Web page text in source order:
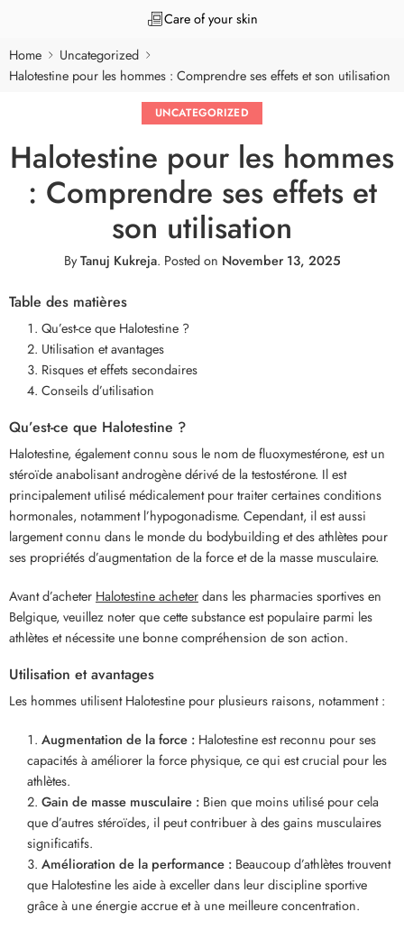
Care of your skin
Home
Uncategorized
Halotestine pour les hommes : Comprendre ses effets et son utilisation
UNCATEGORIZED
Halotestine pour les hommes
: Comprendre ses effets et
son utilisation
ByTanuj Kukreja. Posted on November 13, 2025
Table des matières
Qu’est-ce que Halotestine ?
Utilisation et avantages
Risques et effets secondaires
Conseils d’utilisation
Qu’est-ce que Halotestine ?
Halotestine, également connu sous le nom de fluoxymestérone, est un
stéroïde anabolisant androgène dérivé de la testostérone. Il est
principalement utilisé médicalement pour traiter certaines conditions
hormonales, notamment l’hypogonadisme. Cependant, il est aussi
largement connu dans le monde du bodybuilding et des athlètes pour
ses propriétés d’augmentation de la force et de la masse musculaire.
Avant d’acheter Halotestine acheterdans les pharmacies sportives en
Belgique, veuillez noter que cette substance est populaire parmi les
athlètes et nécessite une bonne compréhension de son action.
Utilisation et avantages
Les hommes utilisent Halotestine pour plusieurs raisons, notamment :
Augmentation de la force : Halotestine est reconnu pour ses
capacités à améliorer la force physique, ce qui est crucial pour les
athlètes.
Gain de masse musculaire : Bien que moins utilisé pour cela
que d’autres stéroïdes, il peut contribuer à des gains musculaires
significatifs.
Amélioration de la performance : Beaucoup d’athlètes trouvent
que Halotestine les aide à exceller dans leur discipline sportive
grâce à une énergie accrue et à une meilleure concentration.